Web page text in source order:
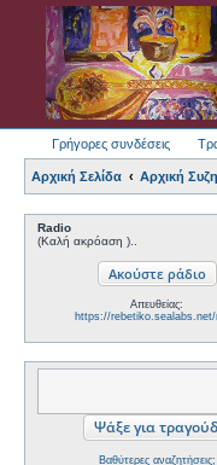
Γρήγορες συνδέσεις
Αρχική Σελίδα Αρχική
Radio
(Καλή ακρόαση )..
Απευθείας:
https://rebetiko.sealabs.net/
Βαθύτερες αναζητήσεις;